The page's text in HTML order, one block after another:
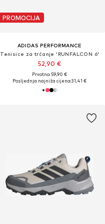
PROMOCIJA
ADIDAS PERFORMANCE
Tenisice za trčanje 'RUNFALCON 6'
52,90 €
Prvotno: 59,90 €
Posljednja najniža cijena:31,41 €